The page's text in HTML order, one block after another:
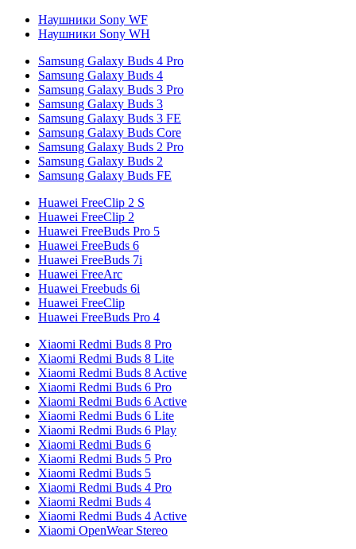
Наушники Sony WF
Наушники Sony WH
Samsung Galaxy Buds 4 Pro
Samsung Galaxy Buds 4
Samsung Galaxy Buds 3 Pro
Samsung Galaxy Buds 3
Samsung Galaxy Buds 3 FE
Samsung Galaxy Buds Core
Samsung Galaxy Buds 2 Pro
Samsung Galaxy Buds 2
Samsung Galaxy Buds FE
Huawei FreeClip 2 S
Huawei FreeClip 2
Huawei FreeBuds Pro 5
Huawei FreeBuds 6
Huawei FreeBuds 7i
Huawei FreeArc
Huawei Freebuds 6i
Huawei FreeClip
Huawei FreeBuds Pro 4
Xiaomi Redmi Buds 8 Pro
Xiaomi Redmi Buds 8 Lite
Xiaomi Redmi Buds 8 Active
Xiaomi Redmi Buds 6 Pro
Xiaomi Redmi Buds 6 Active
Xiaomi Redmi Buds 6 Lite
Xiaomi Redmi Buds 6 Play
Xiaomi Redmi Buds 6
Xiaomi Redmi Buds 5 Pro
Xiaomi Redmi Buds 5
Xiaomi Redmi Buds 4 Pro
Xiaomi Redmi Buds 4
Xiaomi Redmi Buds 4 Active
Xiaomi OpenWear Stereo